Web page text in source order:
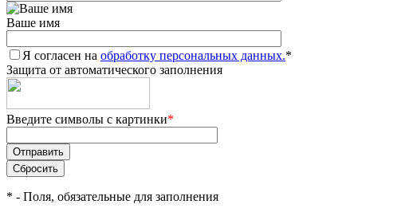
Ваше имя
Я согласен на обработку персональных данных.*
Защита от автоматического заполнения
Введите символы с картинки*
* - Поля, обязательные для заполнения